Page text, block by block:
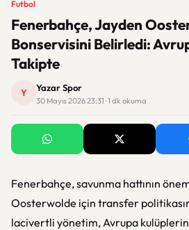
Futbol
Fenerbahçe, Jayden
Bonservisini Belirledi:
Takipte
Y Yazar Spor
30 Mayıs 2026 23:31 · 1 dk okuma
Fenerbahçe, savunma hattının
Oosterwolde için transfer
lacivertli yönetim, Avrupa